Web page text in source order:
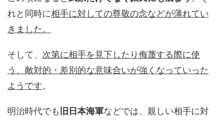
れと同時に相手に対しての尊敬の念などが薄れてい
きました。
そして、 次第に相手を見下したり侮蔑する際に使
う、 敵対的・差別的な意味合いが強くなっていった
ようです。
明治時代でも 旧日本海軍などでは、親しい相手に対